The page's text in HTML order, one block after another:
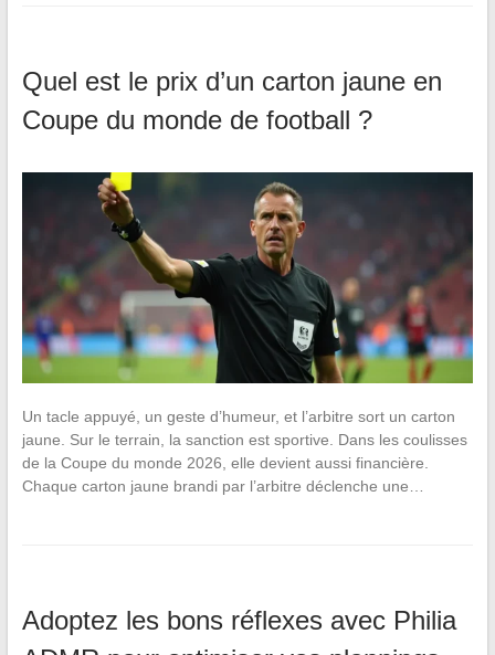
Quel est le prix d’un carton jaune en
Coupe du monde de football ?
Un tacle appuyé, un geste d’humeur, et l’arbitre sort un carton
jaune. Sur le terrain, la sanction est sportive. Dans les coulisses
de la Coupe du monde 2026, elle devient aussi financière.
Chaque carton jaune brandi par l’arbitre déclenche une…
Adoptez les bons réflexes avec Philia